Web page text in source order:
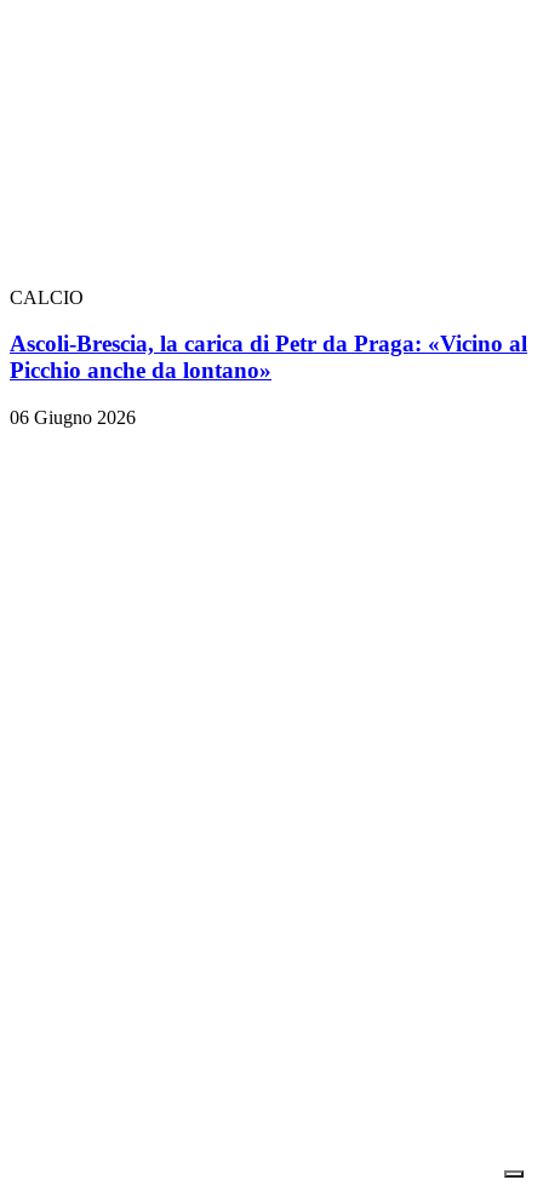
CALCIO
Ascoli-Brescia, la carica di Petr da Praga: «Vicino al
Picchio anche da lontano»
06 Giugno 2026